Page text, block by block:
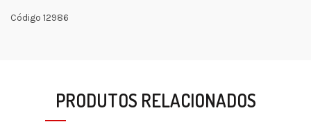
Código 12986
PRODUTOS RELACIONADOS